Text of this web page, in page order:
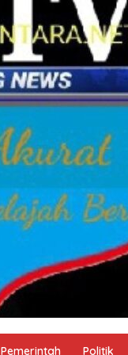
Pemerintah Politik